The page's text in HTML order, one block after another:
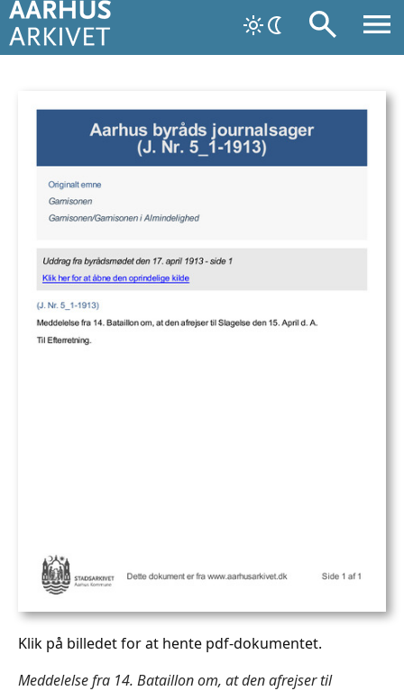
Klik på billedet for at hente pdf-dokumentet.
Meddelelse fra 14. Bataillon om, at den afrejser til